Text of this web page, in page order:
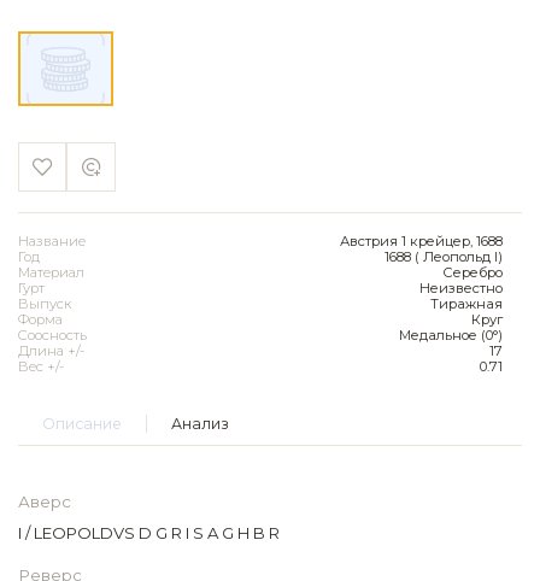
Название
Австрия 1 крейцер, 1688
Год
1688 ( Леопольд I)
Материал
Серебро
Гурт
Неизвестно
Выпуск
Тиражная
Форма
Круг
Соосность
Медальное (0°)
Длина +/-
17
Вес +/-
0.71
Описание Анализ
Аверс
I / LEOPOLDVS D G R I S A G H B R
Реверс